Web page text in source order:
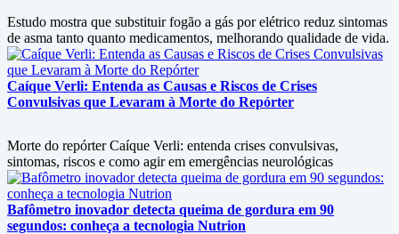
Estudo mostra que substituir fogão a gás por elétrico reduz sintomas
de asma tanto quanto medicamentos, melhorando qualidade de vida.
Caíque Verli: Entenda as Causas e Riscos de Crises
Convulsivas que Levaram à Morte do Repórter
Morte do repórter Caíque Verli: entenda crises convulsivas,
sintomas, riscos e como agir em emergências neurológicas
Bafômetro inovador detecta queima de gordura em 90
segundos: conheça a tecnologia Nutrion